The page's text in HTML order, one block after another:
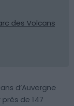
des Volcans
d’Auvergne
de 147